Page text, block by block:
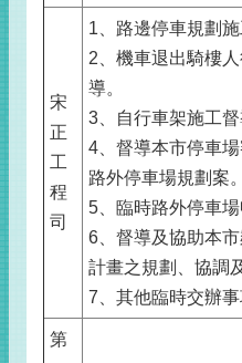
宋
正
工
程
司
1、路邊停車規劃施
2、機車退出騎樓
導。
3、自行車架施工督
4、督導本市停車
路外停車場規劃案。
5、臨時路外停車場
6、督導及協助本
計畫之規劃、協調
7、其他臨時交辦事
第